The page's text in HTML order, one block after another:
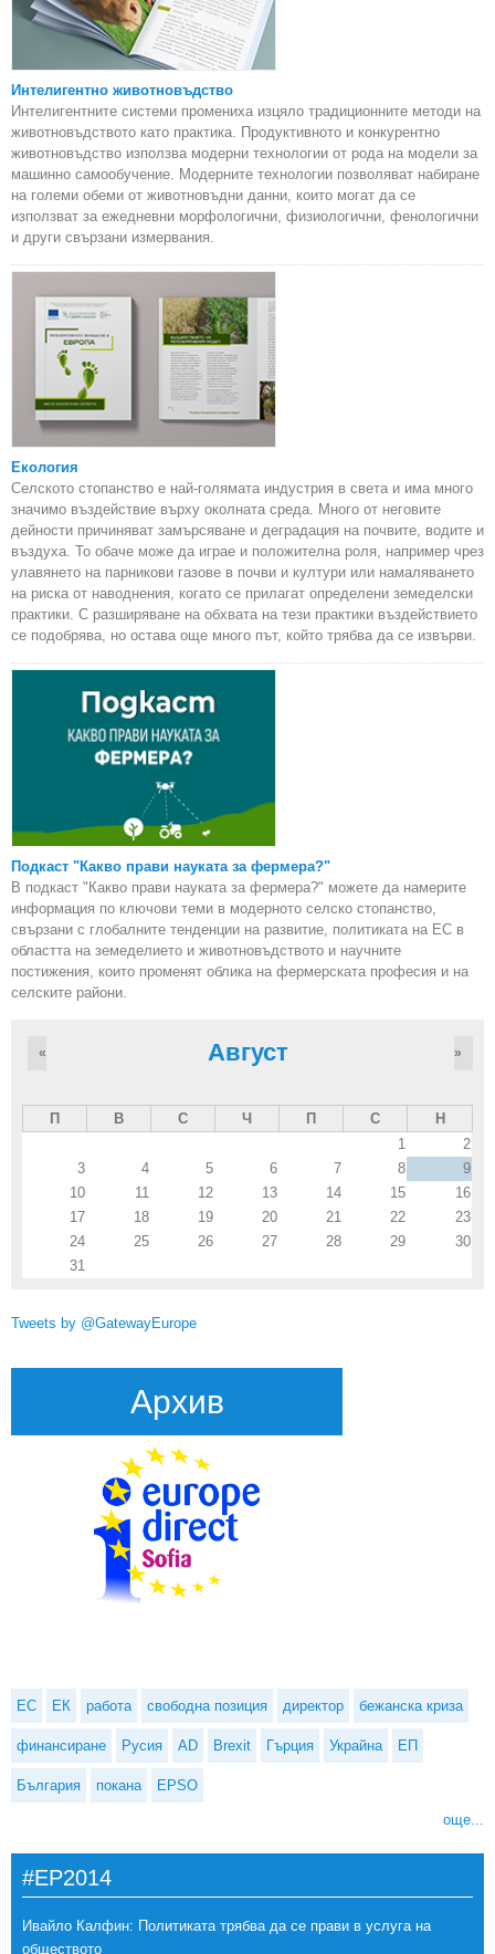
Интелигентно животновъдство
Интелигентните системи промениха изцяло традиционните методи на
животновъдството като практика. Продуктивното и конкурентно
животновъдство използва модерни технологии от рода на модели за
машинно самообучение. Модерните технологии позволяват набиране
на големи обеми от животновъдни данни, които могат да се
използват за ежедневни морфологични, физиологични, фенологични
и други свързани измервания.
Екология
Селското стопанство е най-голямата индустрия в света и има много
значимо въздействие върху околната среда. Много от неговите
дейности причиняват замърсяване и деградация на почвите, водите и
въздуха. То обаче може да играе и положителна роля, например чрез
улавянето на парникови газове в почви и култури или намаляването
на риска от наводнения, когато се прилагат определени земеделски
практики. С разширяване на обхвата на тези практики въздействието
се подобрява, но остава още много път, който трябва да се извърви.
Подкаст "Какво прави науката за фермера?"
В подкаст "Какво прави науката за фермера?" можете да намерите
информация по ключови теми в модерното селско стопанство,
свързани с глобалните тенденции на развитие, политиката на ЕС в
областта на земеделието и животновъдството и научните
постижения, които променят облика на фермерската професия и на
селските райони.
Август
« »
П В С Ч П С
Н
1
2
3
4 5 6 7 8
9
10
11 12 13 14 15
16
17
18 19 20 21 22
23
24
25 26 27 28 29
30
31
Tweets by @GatewayEurope
Архив
ЕС ЕК работа свободна позиция директор бежанска криза
финансиране Русия AD Brexit Гърция Украйна ЕП
България покана EPSO
още...
#EP2014
Ивайло Калфин: Политиката трябва да се прави в услуга на
обществото